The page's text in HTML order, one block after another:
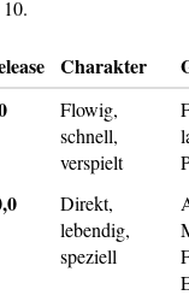
Charakter
Flowig,
schnell,
verspielt
Direkt,
lebendig,
speziell